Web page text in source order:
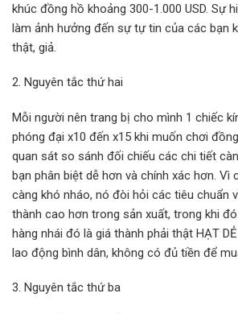
khúc đồng hồ khoảng 300-1.000 USD. Sự
làm ảnh hưởng đến sự tự tin của các bạn
thật, giả.
2. Nguyên tắc thứ hai
Mỗi người nên trang bị cho mình 1 chiếc
phóng đại x10 đến x15 khi muốn chơi
quan sát so sánh đối chiếu các chi tiết
bạn phân biệt dễ hơn và chính xác hơn. Vì
càng khó nháo, nó đòi hỏi các tiêu chuẩn
thành cao hơn trong sản xuất, trong khi
hàng nhái đó là giá thành phải thật HẠT
lao động bình dân, không có đủ tiền để
3. Nguyên tắc thứ ba